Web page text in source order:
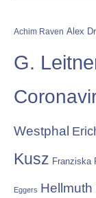
Achim Raven Alex
G.
Westphal
Kusz Franziska
Eggers Hellmuth